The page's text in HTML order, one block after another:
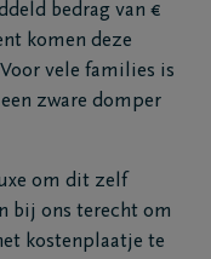
bedrag van €
komen deze
vele families is
zware domper
om dit zelf
bij ons terecht om
kostenplaatje te